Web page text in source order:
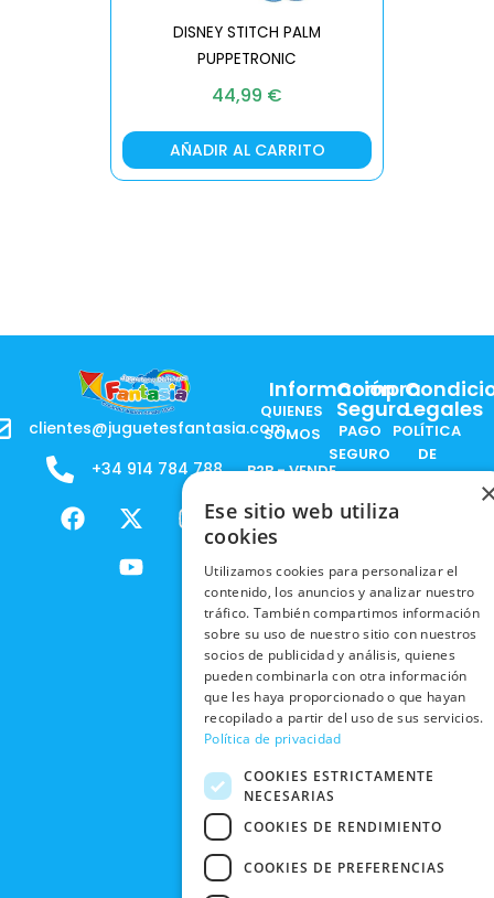
DISNEY STITCH PALM
PUPPETRONIC
44,99 €
AÑADIR AL CARRITO
clientes@juguetesfantasia.com
+34 914 784 788
F
a
X
-
t
w
m
Y
o
u
t
Información
QUIENES
SOMOS
B2B - VENDE
PRODUCTOS
SOCIAL
TRABAJA
CON
NOSOTROS
NUESTRAS
TIENDAS
FRIDAY
Compra
Segura
PAGO
SEGURO
NACIONALES
INTERNACIONALES
RECOGIDA
EN TIENDA
DEVOLUCIONES
Y CAMBIOS
CANCELAR
Legales
POLÍTICA
DE
COOKIES
POLÍTICAS
EN RRSS
POLÍTICA DE
PRIVACIDAD
CONDICIONES
DE COMPRA
Ese sitio web utiliza
cookies
Utilizamos cookies para personalizar el
contenido, los anuncios y analizar nuestro
tráfico. También compartimos información
sobre su uso de nuestro sitio con nuestros
socios de publicidad y análisis, quienes
pueden combinarla con otra información
que les haya proporcionado o que hayan
recopilado a partir del uso de sus servicios.
Política de privacidad
COOKIES ESTRICTAMENTE
NECESARIAS
COOKIES DE RENDIMIENTO
COOKIES DE PREFERENCIAS